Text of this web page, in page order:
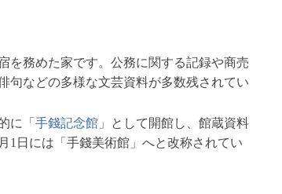
を務めた家です。公務に関する記録や商売
句などの多様な文芸資料が多数残されてい
に「 手錢記念館 」として開館し、館蔵資料
1日には「手錢美術館」へと改称されてい